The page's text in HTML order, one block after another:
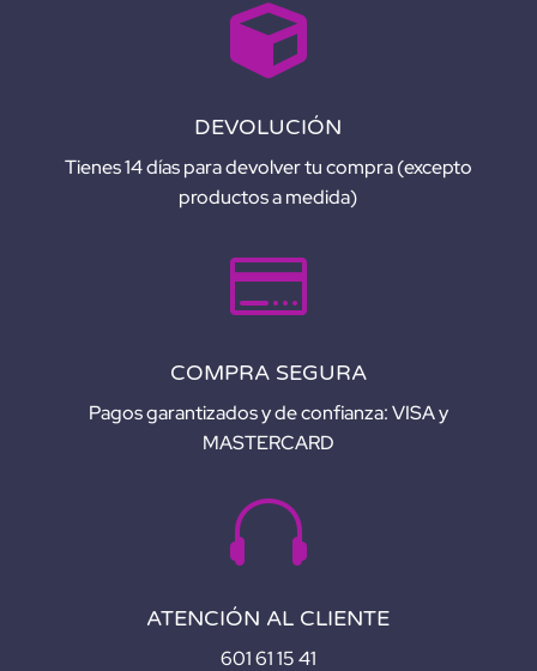

DEVOLUCIÓN
Tienes 14 días para devolver tu compra (excepto
productos a medida)

COMPRA SEGURA
Pagos garantizados y de confianza: VISA y
MASTERCARD

ATENCIÓN AL CLIENTE
601 61 15 41